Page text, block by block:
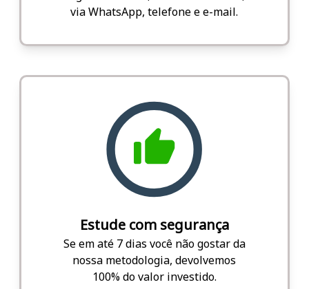
via WhatsApp, telefone e e-mail.
Estude com segurança
Se em até 7 dias você não gostar da
nossa metodologia, devolvemos
100% do valor investido.